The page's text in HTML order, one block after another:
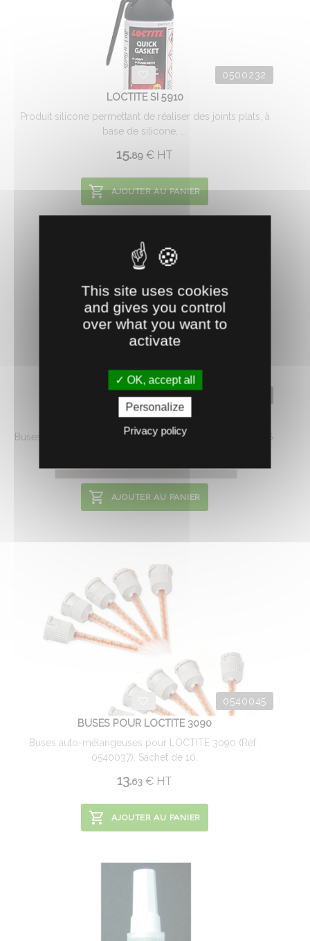
0500232
LOCTITE SI 5910
Produit silicone permettant de réaliser des joints plats, à
base de silicone, ...
15.89 € HT
AJOUTER AU PANIER
BUSE MÉLANGEUSE BI-COMPOSANT
Buses à usage unique pour bi-composant. Vendues par 6.
AJOUTER AU PANIER
0540045
BUSES POUR LOCTITE 3090
Buses auto-mélangeuses pour LOCTITE 3090 (Réf :
0540037). Sachet de 10.
13.63 € HT
AJOUTER AU PANIER
This site uses cookies
and gives you control
over what you want to
activate
OK, accept all
Personalize
Privacy policy